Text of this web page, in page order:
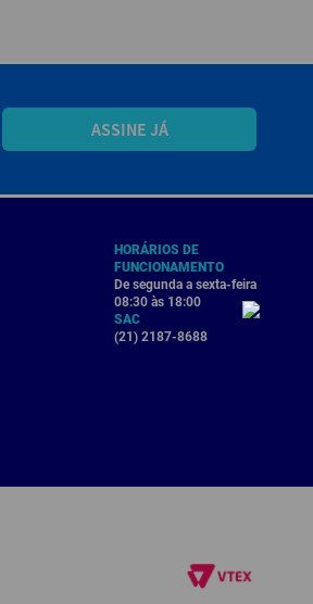
ASSINE JÁ
HORÁRIOS DE
FUNCIONAMENTO
De segunda a sexta-feira
08:30 às 18:00
SAC
(21) 2187-8688